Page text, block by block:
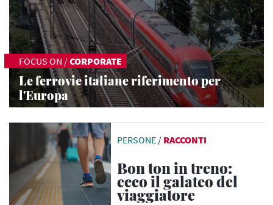
FOCUS ON /CORPORATE
Le ferrovie italiane riferimento per
l'Europa
PERSONE / RACCONTI
Bon ton in treno:
ecco il galateo del
viaggiatore